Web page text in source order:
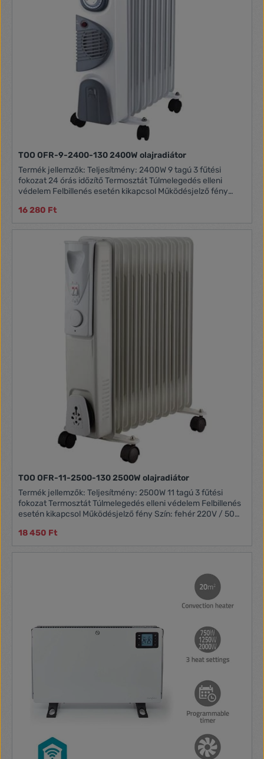
TOO OFR-9-2400-130 2400W olajradiátor
Termék jellemzők: Teljesítmény: 2400W 9 tagú 3 fűtési
fokozat 24 órás időzítő Termosztát Túlmelegedés elleni
védelem Felbillenés esetén kikapcsol Működésjelző fény
16 280 Ft
TOO OFR-11-2500-130 2500W olajradiátor
Termék jellemzők: Teljesítmény: 2500W 11 tagú 3 fűtési
fokozat Termosztát Túlmelegedés elleni védelem Felbillenés
esetén kikapcsol Működésjelző fény Szín: fehér 220V / 50Hz
18 450 Ft